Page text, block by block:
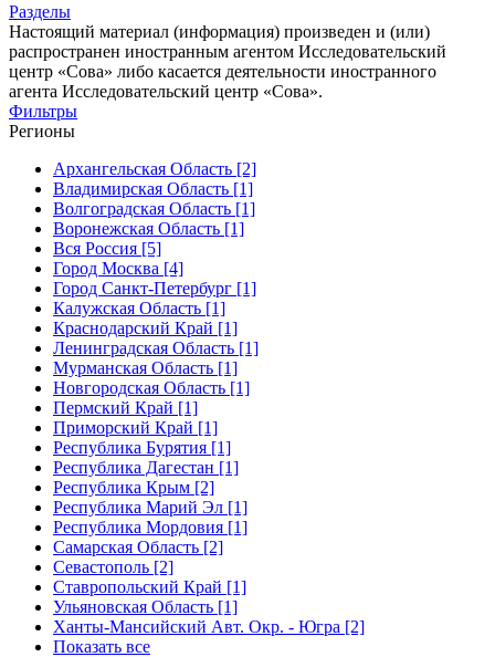
Разделы
Настоящий материал (информация) произведен и (или)
распространен иностранным агентом Исследовательский
центр «Сова» либо касается деятельности иностранного
агента Исследовательский центр «Сова».
Фильтры
Регионы
Архангельская Область [2]
Владимирская Область [1]
Волгоградская Область [1]
Воронежская Область [1]
Вся Россия [5]
Город Москва [4]
Город Санкт-Петербург [1]
Калужская Область [1]
Краснодарский Край [1]
Ленинградская Область [1]
Мурманская Область [1]
Новгородская Область [1]
Пермский Край [1]
Приморский Край [1]
Республика Бурятия [1]
Республика Дагестан [1]
Республика Крым [2]
Республика Марий Эл [1]
Республика Мордовия [1]
Самарская Область [2]
Севастополь [2]
Ставропольский Край [1]
Ульяновская Область [1]
Ханты-Мансийский Авт. Окр. - Югра [2]
Показать все